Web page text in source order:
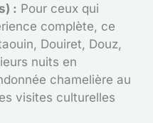
: Pour ceux qui
complète, ce
Douiret, Douz,
nuits en
chamelière au
visites culturelles